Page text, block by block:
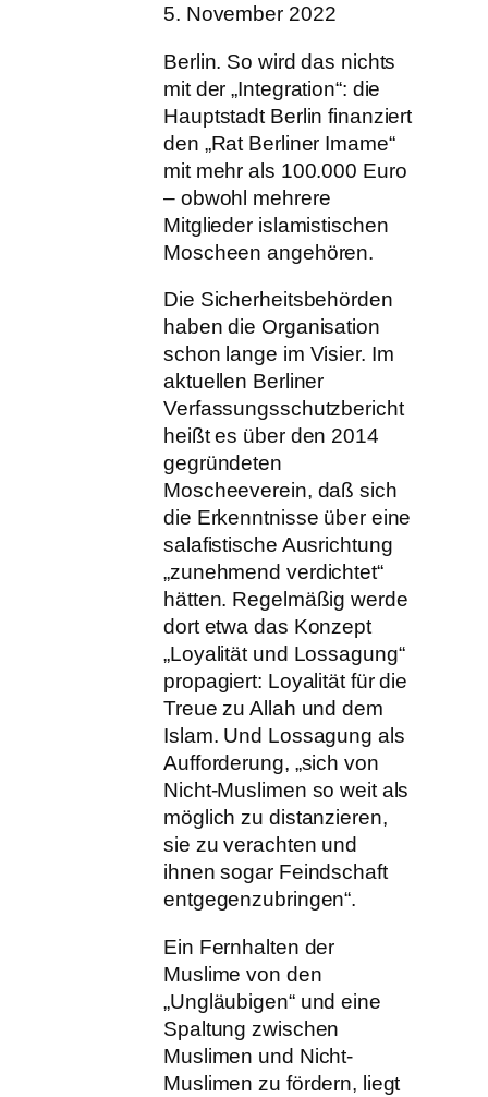
5. November 2022
Berlin. So wird das nichts
mit der „Integration“: die
Hauptstadt Berlin finanziert
den „Rat Berliner Imame“
mit mehr als 100.000 Euro
– obwohl mehrere
Mitglieder islamistischen
Moscheen angehören.
Die Sicherheitsbehörden
haben die Organisation
schon lange im Visier. Im
aktuellen Berliner
Verfassungsschutzbericht
heißt es über den 2014
gegründeten
Moscheeverein, daß sich
die Erkenntnisse über eine
salafistische Ausrichtung
„zunehmend verdichtet“
hätten. Regelmäßig werde
dort etwa das Konzept
„Loyalität und Lossagung“
propagiert: Loyalität für die
Treue zu Allah und dem
Islam. Und Lossagung als
Aufforderung, „sich von
Nicht-Muslimen so weit als
möglich zu distanzieren,
sie zu verachten und
ihnen sogar Feindschaft
entgegenzubringen“.
Ein Fernhalten der
Muslime von den
„Ungläubigen“ und eine
Spaltung zwischen
Muslimen und Nicht-
Muslimen zu fördern, liegt